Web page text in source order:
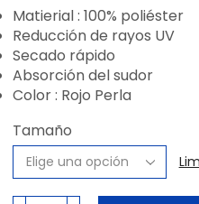
Matierial : 100% poliéster
Reducción de rayos UV
Secado rápido
Absorción del sudor
Color : Rojo Perla
Tamaño